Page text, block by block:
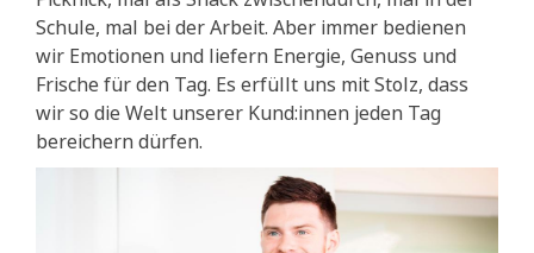
Schule, mal bei der Arbeit. Aber immer bedienen
wir Emotionen und liefern Energie, Genuss und
Frische für den Tag. Es erfüllt uns mit Stolz, dass
wir so die Welt unserer Kund:innen jeden Tag
bereichern dürfen.